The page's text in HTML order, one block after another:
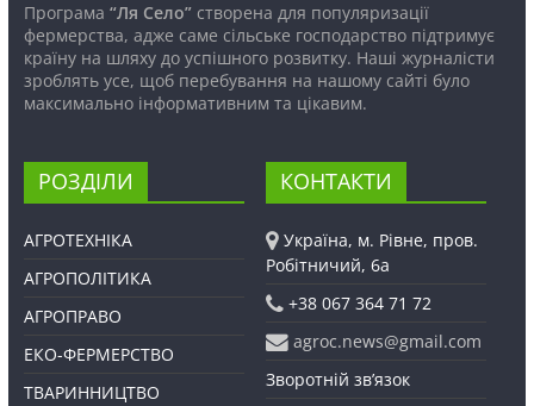
Програма “Ля Село”створена для популяризації
фермерства, адже саме сільське господарство підтримує
країну на шляху до успішного розвитку. Наші журналісти
зроблять усе, щоб перебування на нашому сайті було
максимально інформативним та цікавим.
РОЗДІЛИ
АГРОТЕХНІКА
АГРОПОЛІТИКА
АГРОПРАВО
ЕКО-ФЕРМЕРСТВО
ТВАРИННИЦТВО
КОНТАКТИ
Україна, м. Рівне, пров.
Робітничий, 6а
+38 067 364 71 72
agroc.news@gmail.com
Зворотній зв’язок